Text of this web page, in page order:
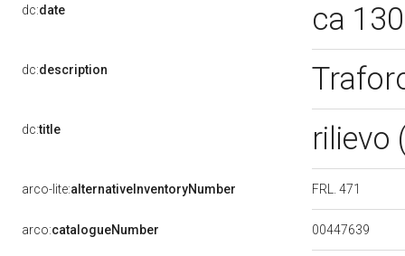
dc:date ca
dc:description
dc:title rilievo
arco-lite:alternativeInventoryNumber FRL. 471
arco:catalogueNumber 00447639